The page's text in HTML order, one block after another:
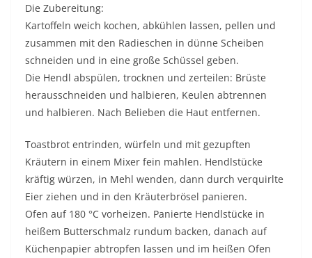
Die Zubereitung:
Kartoffeln weich kochen, abkühlen lassen, pellen und
zusammen mit den Radieschen in dünne Scheiben
schneiden und in eine große Schüssel geben.
Die Hendl abspülen, trocknen und zerteilen: Brüste
herausschneiden und halbieren, Keulen abtrennen
und halbieren. Nach Belieben die Haut entfernen.
Toastbrot entrinden, würfeln und mit gezupften
Kräutern in einem Mixer fein mahlen. Hendlstücke
kräftig würzen, in Mehl wenden, dann durch verquirlte
Eier ziehen und in den Kräuterbrösel panieren.
Ofen auf 180 °C vorheizen. Panierte Hendlstücke in
heißem Butterschmalz rundum backen, danach auf
Küchenpapier abtropfen lassen und im heißen Ofen